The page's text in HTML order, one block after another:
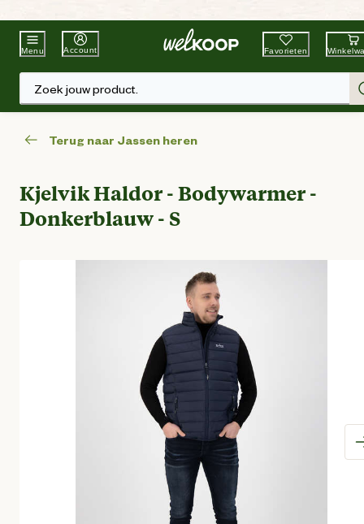
Beste WinkelketenTuin & Dier
Menu Account Favorieten
Zoek jouw product.
Terug naar Jassen heren
Kjelvik Haldor - Bodywarmer -
Donkerblauw - S